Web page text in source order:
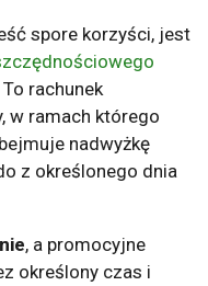
spore korzyści, jest
To rachunek
w ramach którego
nadwyżkę
z określonego dnia
, a promocyjne
określony czas i